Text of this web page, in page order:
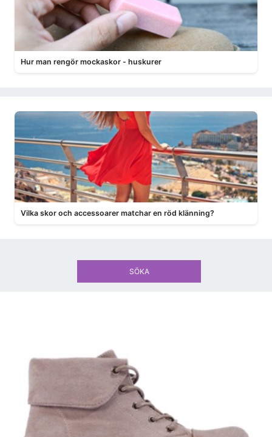
Hur man rengör mockaskor - huskurer
Vilka skor och accessoarer matchar en röd klänning?
SÖKA